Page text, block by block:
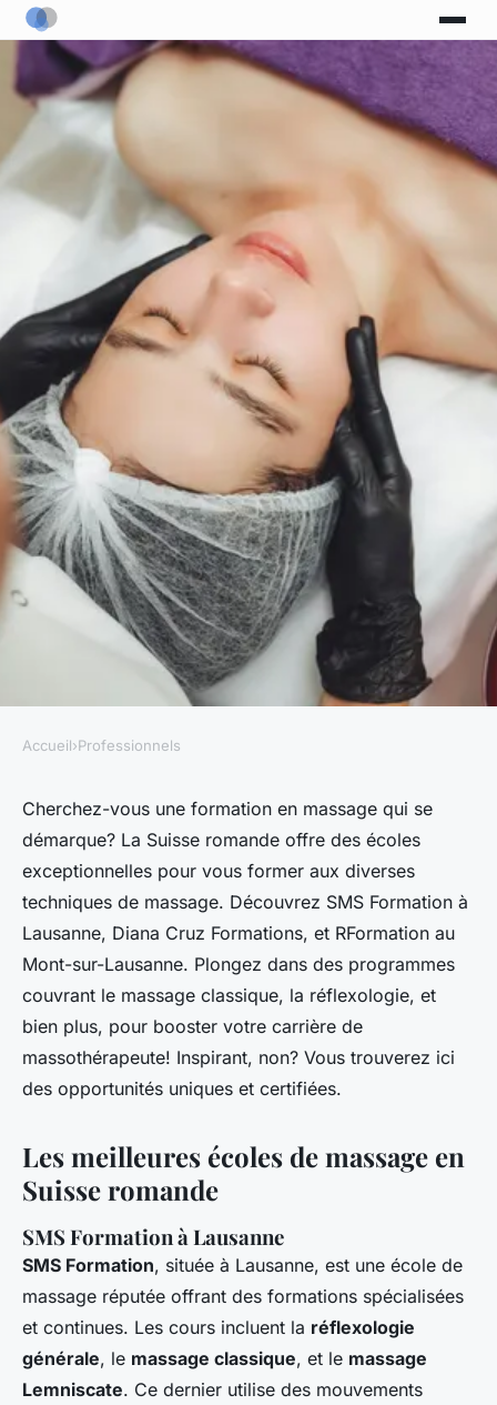
Découvrez l'école de massage
en suisse romande: formations
uniques
Ilyes•29 août 2024•5 min de lecture
Accueil›Professionnels
Cherchez-vous une formation en massage qui se
démarque? La Suisse romande offre des écoles
exceptionnelles pour vous former aux diverses
techniques de massage. Découvrez SMS Formation à
Lausanne, Diana Cruz Formations, et RFormation au
Mont-sur-Lausanne. Plongez dans des programmes
couvrant le massage classique, la réflexologie, et
bien plus, pour booster votre carrière de
massothérapeute! Inspirant, non? Vous trouverez ici
des opportunités uniques et certifiées.
Les meilleures écoles de massage en
Suisse romande
SMS Formation à Lausanne
SMS Formation, située à Lausanne, est une école de
massage réputée offrant des formations spécialisées
et continues. Les cours incluent la réflexologie
générale, le massage classique, et le massage
Lemniscate. Ce dernier utilise des mouvements